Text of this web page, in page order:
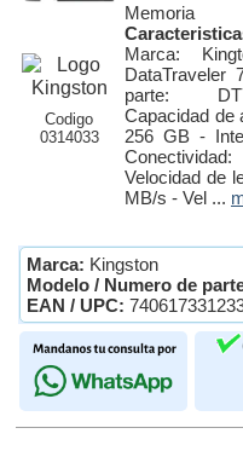
Codigo
0314033
Marca:
DataTraveler
parte:
Capacidad de
256 GB -
Velocidad de
MB/s - Vel ...
Marca: Kingston
Modelo / Numero de
EAN / UPC: